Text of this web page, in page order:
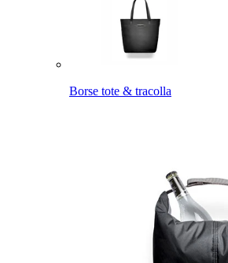
Borse tote & tracolla